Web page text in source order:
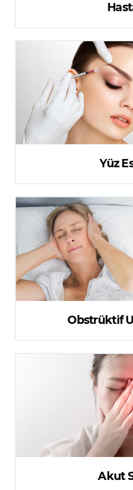
Yüz
Obstrüktif
Akut